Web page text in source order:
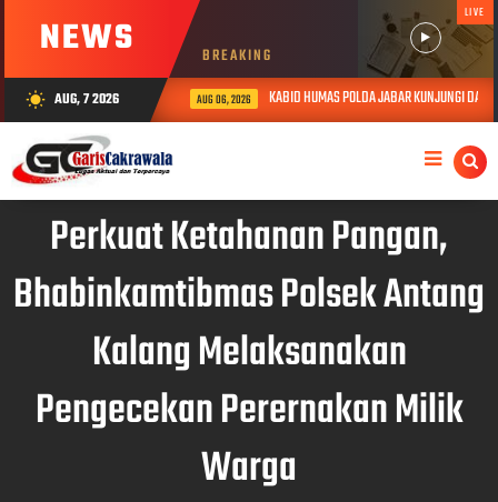
NEWS BREAKING
LIVE
wb_sunny AUG, 7 2026 AUG 06, 2026 KABID HUMAS POLDA JABAR KUNJUNGI DAN
Perkuat Ketahanan Pangan,
Bhabinkamtibmas Polsek Antang
Kalang Melaksanakan
Pengecekan Perernakan Milik
Warga